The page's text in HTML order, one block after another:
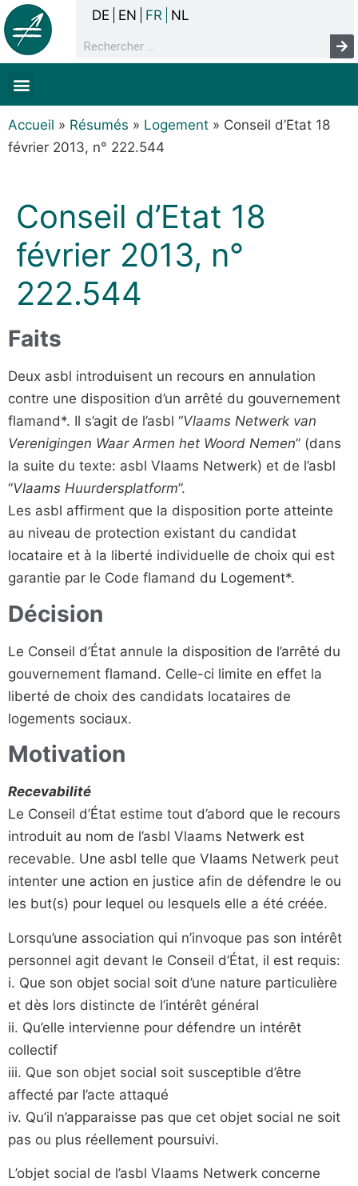
DE EN FR NL
Accueil » Résumés » Logement » Conseil d’Etat 18
février 2013, n° 222.544
Conseil d’Etat 18
février 2013, n°
222.544
Faits
Deux asbl introduisent un recours en annulation
contre une disposition d’un arrêté du gouvernement
flamand*. Il s’agit de l’asbl “Vlaams Netwerk van
Verenigingen Waar Armen het Woord Nemen” (dans
la suite du texte: asbl Vlaams Netwerk) et de l’asbl
“Vlaams Huurdersplatform”.
Les asbl affirment que la disposition porte atteinte
au niveau de protection existant du candidat
locataire et à la liberté individuelle de choix qui est
garantie par le Code flamand du Logement*.
Décision
Le Conseil d’État annule la disposition de l’arrêté du
gouvernement flamand. Celle-ci limite en effet la
liberté de choix des candidats locataires de
logements sociaux.
Motivation
Recevabilité
Le Conseil d’État estime tout d’abord que le recours
introduit au nom de l’asbl Vlaams Netwerk est
recevable. Une asbl telle que Vlaams Netwerk peut
intenter une action en justice afin de défendre le ou
les but(s) pour lequel ou lesquels elle a été créée.
Lorsqu’une association qui n’invoque pas son intérêt
personnel agit devant le Conseil d’État, il est requis:
i. Que son objet social soit d’une nature particulière
et dès lors distincte de l’intérêt général
ii. Qu’elle intervienne pour défendre un intérêt
collectif
iii. Que son objet social soit susceptible d’être
affecté par l’acte attaqué
iv. Qu’il n’apparaisse pas que cet objet social ne soit
pas ou plus réellement poursuivi.
L’objet social de l’asbl Vlaams Netwerk concerne